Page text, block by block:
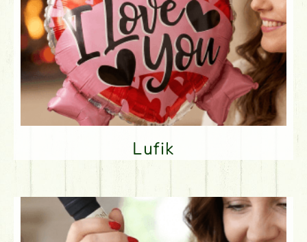
Lufik